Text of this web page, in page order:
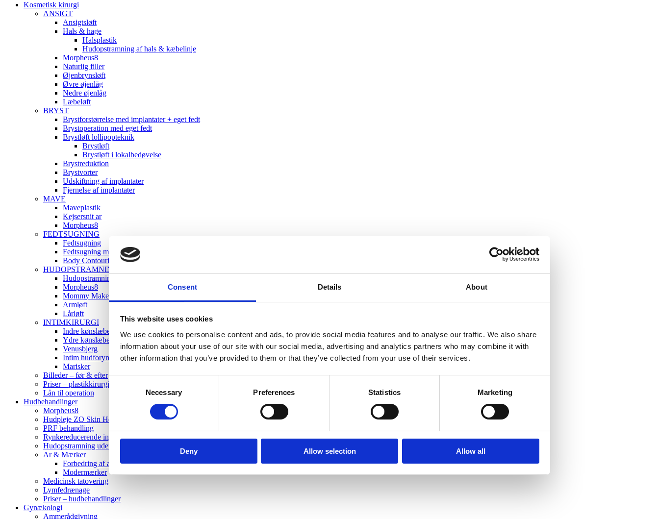
Consent Details About
This website uses cookies
We use cookies to personalise content and ads, to provide social media features and to analyse our traffic. We also share
information about your use of our site with our social media, advertising and analytics partners who may combine it with
other information that you’ve provided to them or that they’ve collected from your use of their services.
Consent
Necessary Preferences Statistics Marketing
Deny Allow selection Allow all
Kosmetisk kirurgi
ANSIGT
Ansigtsløft
Hals & hage
Halsplastik
Hudopstramning af hals & kæbelinje
Morpheus8
Naturlig filler
Øjenbrynsløft
Øvre øjenlåg
Nedre øjenlåg
Læbeløft
BRYST
Brystforstørrelse med implantater + eget fedt
Brystoperation med eget fedt
Brystløft lollipopteknik
Brystløft
Brystløft i lokalbedøvelse
Brystreduktion
Brystvorter
Udskiftning af implantater
Fjernelse af implantater
MAVE
Maveplastik
Kejsersnit ar
Morpheus8
FEDTSUGNING
Fedtsugning
Fedtsugning med hudopstramning
Body Contouring
HUDOPSTRAMNING
Hudopstramning uden ar
Morpheus8
Mommy Makeover
Armløft
Lårløft
INTIMKIRURGI
Indre kønslæber
Ydre kønslæber
Venusbjerg
Intim hudforyngelse
Marisker
Billeder – før & efter
Priser – plastikkirurgi
Lån til operation
Hudbehandlinger
Morpheus8
Hudpleje ZO Skin Health
PRF behandling
Rynkereducerende injektioner
Hudopstramning uden ar
Ar & Mærker
Forbedring af ar
Modermærker
Medicinsk tatovering
Lymfedrænage
Priser – hudbehandlinger
Gynækologi
Ammerådgivning